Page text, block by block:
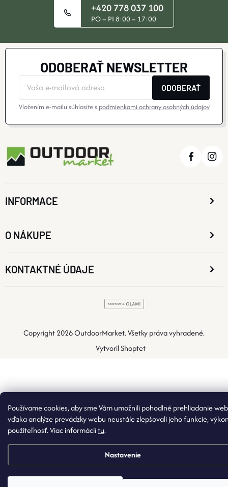
Používame cookies, aby sme Vám umožnili pohodlné prehliadanie
vďaka analýze prevádzky webu neustále zlepšovali jeho funkcie,
použiteľnosť. Viac informáciítu.
Nastavenie
+420 778 037 100
PO – PI 8:00 – 17:00
ODOBERAŤ NEWSLETTER
ODOBERAŤ
Vložením e-mailu súhlasíte s podmienkami ochrany osobných údajov
INFORMACE
O NÁKUPE
KONTAKTNÉ ÚDAJE
Vytvoril Shoptet
Copyright 2026OutdoorMarket. Všetky práva vyhradené.